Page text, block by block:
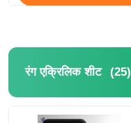
रंग एक्रिलिक शीट (25)